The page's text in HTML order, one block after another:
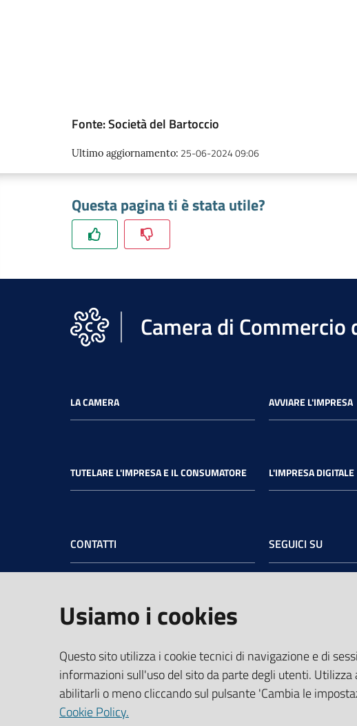
Fonte: Società del Bartoccio
Ultimo aggiornamento: 25-06-2024 09:06
Questa pagina ti è stata utile?
Camera di
LA CAMERA AVVIARE L'IMPRESA
TUTELARE L'IMPRESA E IL CONSUMATORE L'IMPRESA DIGITALE
CONTATTI
06121 Perugia - tel.+39 075 57481
05100 Terni - tel.
+39 0744 4891
PEC:cciaa@pec.umbria.camcom.it
Codice Fiscale e Partita IVA:
03764550541
SEGUICI SU
Usiamo i cookies
Questo sito utilizza i cookie tecnici di navigazione e di
informazioni sull'uso del sito da parte degli utenti.
abilitarli o meno cliccando sul pulsante 'Cambia le
Cookie Policy.